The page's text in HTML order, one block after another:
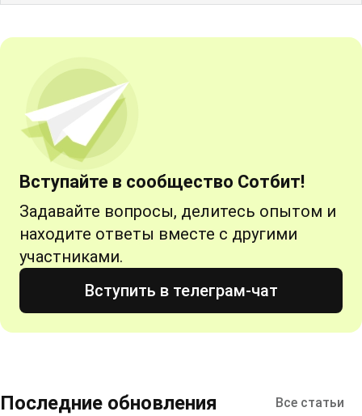
Вступайте в сообщество Сотбит!
Задавайте вопросы, делитесь опытом и
находите ответы вместе с другими
участниками.
Вступить в телеграм-чат
Последние обновления Все статьи